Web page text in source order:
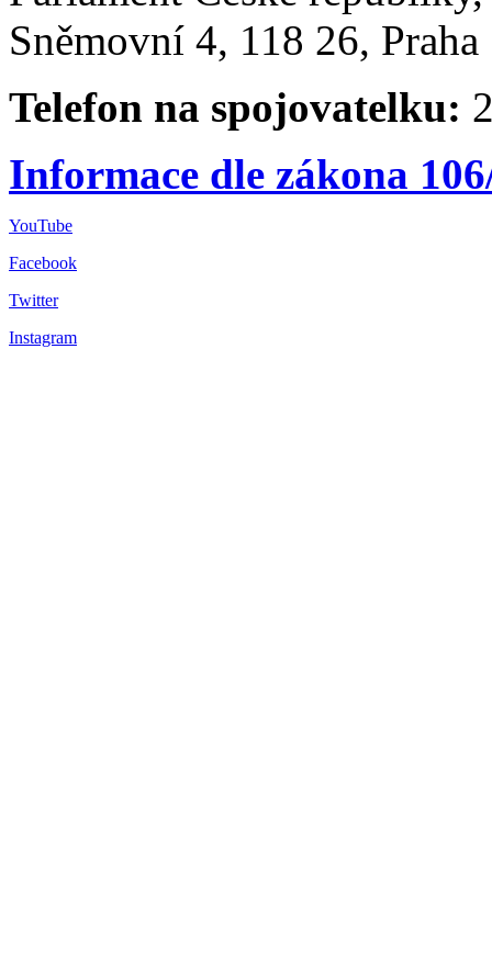
Sněmovní 4, 118 26,
Telefon na spojovatelku:
Informace dle zákona
YouTube
Facebook
Twitter
Instagram